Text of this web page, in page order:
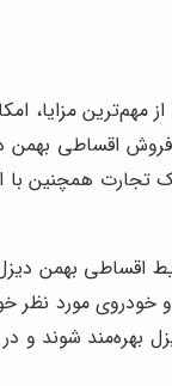
مهم‌ترین مزایا،
اقساطی
تجارت همچنین
اقساطی بهمن
مورد نظر
بهره‌مند شوند و